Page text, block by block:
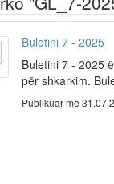
Buletini 7 - 2025
Buletini 7 - 2025
për shkarkim.
Publikuar më